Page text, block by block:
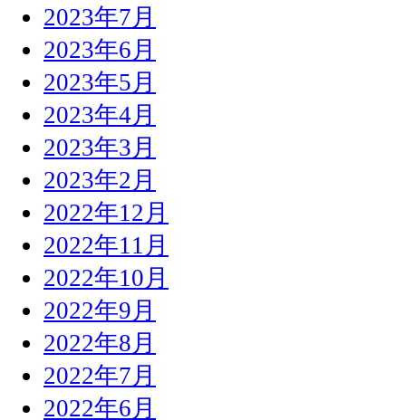
2023年7月
2023年6月
2023年5月
2023年4月
2023年3月
2023年2月
2022年12月
2022年11月
2022年10月
2022年9月
2022年8月
2022年7月
2022年6月